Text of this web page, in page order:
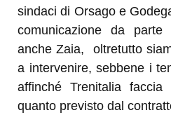
sindaci di Orsago e
comunicazione da
anche Zaia, oltretutto
a intervenire, sebbene i
affinché Trenitalia
quanto previsto dal